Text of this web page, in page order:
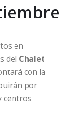
en
del Chalet
con la
por
centros